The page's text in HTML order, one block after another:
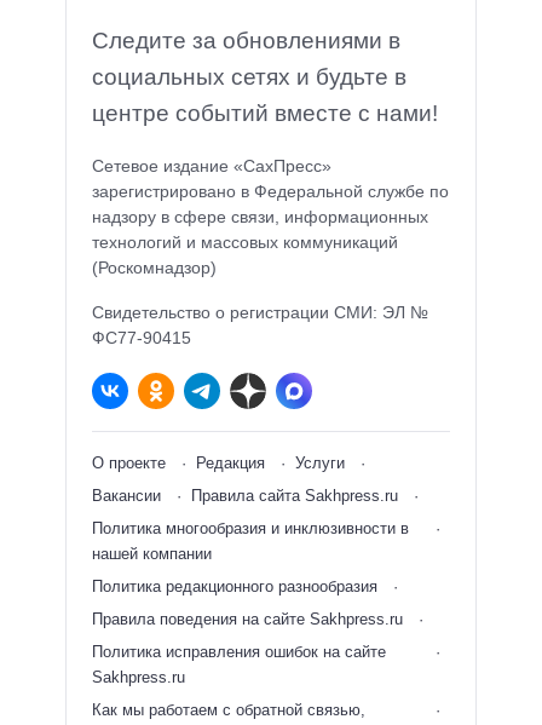
Следите за обновлениями в
социальных сетях и будьте в
центре событий вместе с нами!
Сетевое издание «СахПресс»
зарегистрировано в Федеральной службе по
надзору в сфере связи, информационных
технологий и массовых коммуникаций
(Роскомнадзор)
Свидетельство о регистрации СМИ: ЭЛ №
ФС77-90415
О проекте Редакция
Услуги
Вакансии
Правила сайта Sakhpress.ru
Политика многообразия и инклюзивности в
нашей компании
Политика редакционного разнообразия
Правила поведения на сайте Sakhpress.ru
Политика исправления ошибок на сайте
Sakhpress.ru
Как мы работаем с обратной связью,